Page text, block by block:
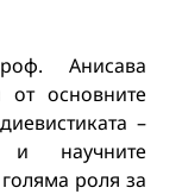
Анисава
основните
–
и научните
роля за